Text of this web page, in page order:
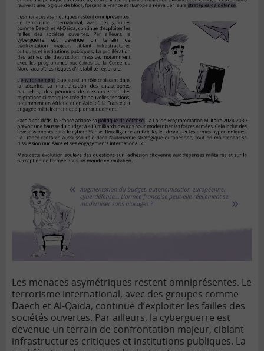
Les menaces asymétriques restent omniprésentes. Le
terrorisme international, avec des groupes comme
Daech et Al-Qaïda, continue d’exploiter les failles des
sociétés ouvertes. Par ailleurs, la cyberguerre est
devenue un terrain de confrontation majeur, ciblant
infrastructures critiques et institutions publiques. La